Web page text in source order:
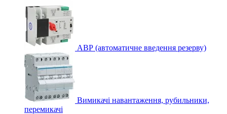
АВР (автоматичне введення резерву)
Вимикачі навантаження, рубильники,
перемикачі